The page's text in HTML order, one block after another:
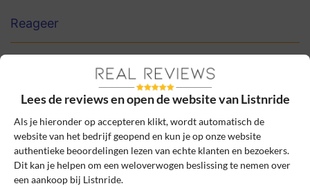
Reageer
Beoordeling:
Makkelijk en veel keus
Het huren van een fiets via Listnride ging
super makkelijk en de keuze aan modellen
Lees de reviews en open de website van Listnride
Als je hieronder op accepteren klikt, wordt automatisch de
website van het bedrijf geopend en kun je op onze website
authentieke beoordelingen lezen van echte klanten en bezoekers.
Dit kan je helpen om een weloverwogen beslissing te nemen over
een aankoop bij Listnride.